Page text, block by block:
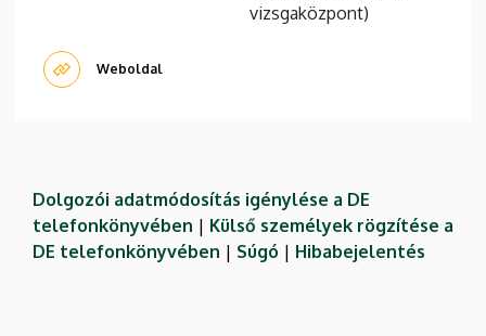
vizsgaközpont)
Weboldal
Dolgozói adatmódosítás igénylése a DE
telefonkönyvében | Külső személyek rögzítése a
DE telefonkönyvében | Súgó | Hibabejelentés